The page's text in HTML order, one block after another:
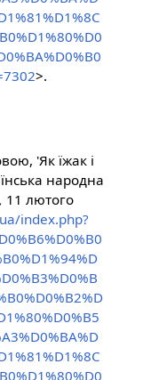
>.
'Як їжак і
народна
11 лютого
index.php?